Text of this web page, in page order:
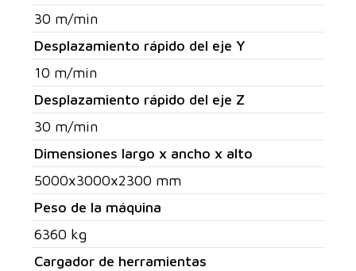
30 m/min
Desplazamiento rápido del eje Y
10 m/min
Desplazamiento rápido del eje Z
30 m/min
Dimensiones largo x ancho x alto
5000x3000x2300 mm
Peso de la máquina
6360 kg
Cargador de herramientas